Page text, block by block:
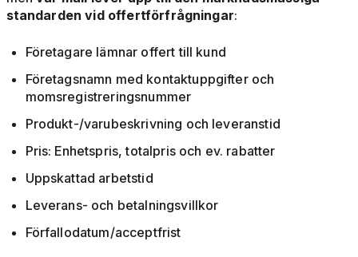
standarden vid offertförfrågningar:
Företagare lämnar offert till kund
Företagsnamn med kontaktuppgifter och
momsregistreringsnummer
Produkt-/varubeskrivning och leveranstid
Pris: Enhetspris, totalpris och ev. rabatter
Uppskattad arbetstid
Leverans- och betalningsvillkor
Förfallodatum/acceptfrist